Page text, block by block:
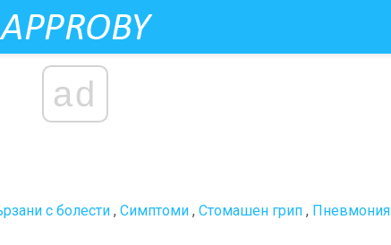
ad
с болести , Симптоми , Стомашен грип , Пневмония